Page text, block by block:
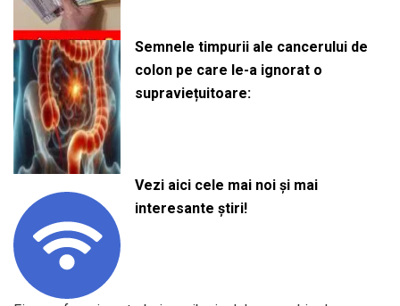
Semnele timpurii ale cancerului de
colon pe care le-a ignorat o
supraviețuitoare:
Vezi aici cele mai noi și mai
interesante știri!